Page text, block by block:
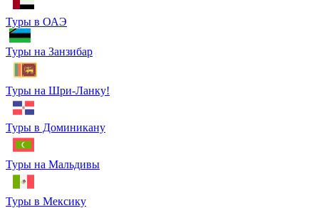
Туры в ОАЭ
Туры на Занзибар
Туры на Шри-Ланку!
Туры в Доминикану
Туры на Мальдивы
Туры в Мексику